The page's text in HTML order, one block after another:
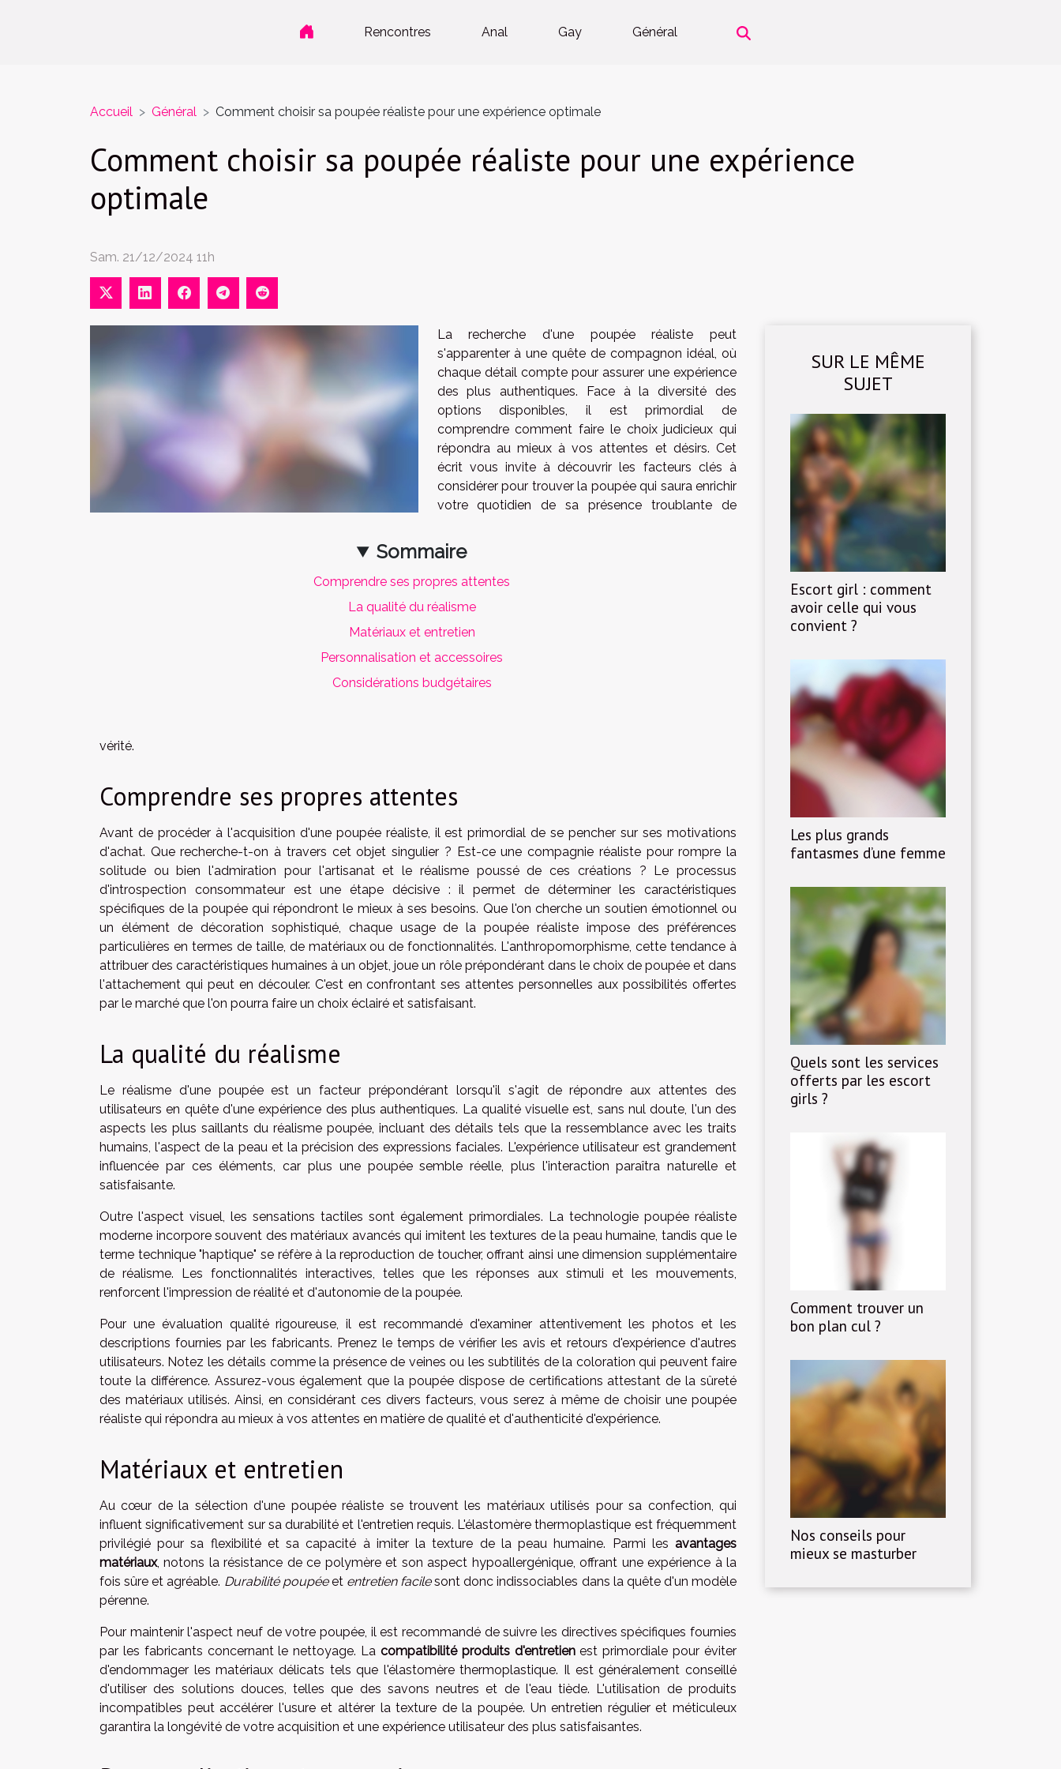
Rencontres Anal Gay Général
Accueil Général Comment choisir sa poupée réaliste pour une expérience optimale
Comment choisir sa poupée réaliste pour une expérience
optimale
Sam. 21/12/2024 11h
Sommaire
Comprendre ses propres attentes
La qualité du réalisme
Matériaux et entretien
Personnalisation et accessoires
Considérations budgétaires
La recherche d'une poupée réaliste peut
s'apparenter à une quête de compagnon idéal, où
chaque détail compte pour assurer une expérience
des plus authentiques. Face à la diversité des
options disponibles, il est primordial de
comprendre comment faire le choix judicieux qui
répondra au mieux à vos attentes et désirs. Cet
écrit vous invite à découvrir les facteurs clés à
considérer pour trouver la poupée qui saura enrichir
votre quotidien de sa présence troublante de
vérité.
Comprendre ses propres attentes
Avant de procéder à l'acquisition d'une poupée réaliste, il est primordial de se pencher sur ses motivations
d'achat. Que recherche-t-on à travers cet objet singulier ? Est-ce une compagnie réaliste pour rompre la
solitude ou bien l'admiration pour l'artisanat et le réalisme poussé de ces créations ? Le processus
d'introspection consommateur est une étape décisive : il permet de déterminer les caractéristiques
spécifiques de la poupée qui répondront le mieux à ses besoins. Que l'on cherche un soutien émotionnel ou
un élément de décoration sophistiqué, chaque usage de la poupée réaliste impose des préférences
particulières en termes de taille, de matériaux ou de fonctionnalités. L'anthropomorphisme, cette tendance à
attribuer des caractéristiques humaines à un objet, joue un rôle prépondérant dans le choix de poupée et dans
l'attachement qui peut en découler. C'est en confrontant ses attentes personnelles aux possibilités offertes
par le marché que l'on pourra faire un choix éclairé et satisfaisant.
La qualité du réalisme
Le réalisme d'une poupée est un facteur prépondérant lorsqu'il s'agit de répondre aux attentes des
utilisateurs en quête d'une expérience des plus authentiques. La qualité visuelle est, sans nul doute, l'un des
aspects les plus saillants du réalisme poupée, incluant des détails tels que la ressemblance avec les traits
humains, l'aspect de la peau et la précision des expressions faciales. L'expérience utilisateur est grandement
influencée par ces éléments, car plus une poupée semble réelle, plus l'interaction paraîtra naturelle et
satisfaisante.
Outre l'aspect visuel, les sensations tactiles sont également primordiales. La technologie poupée réaliste
moderne incorpore souvent des matériaux avancés qui imitent les textures de la peau humaine, tandis que le
terme technique "haptique" se réfère à la reproduction de toucher, offrant ainsi une dimension supplémentaire
de réalisme. Les fonctionnalités interactives, telles que les réponses aux stimuli et les mouvements,
renforcent l'impression de réalité et d'autonomie de la poupée.
Pour une évaluation qualité rigoureuse, il est recommandé d'examiner attentivement les photos et les
descriptions fournies par les fabricants. Prenez le temps de vérifier les avis et retours d'expérience d'autres
utilisateurs. Notez les détails comme la présence de veines ou les subtilités de la coloration qui peuvent faire
toute la différence. Assurez-vous également que la poupée dispose de certifications attestant de la sûreté
des matériaux utilisés. Ainsi, en considérant ces divers facteurs, vous serez à même de choisir une poupée
réaliste qui répondra au mieux à vos attentes en matière de qualité et d'authenticité d'expérience.
Matériaux et entretien
Au cœur de la sélection d'une poupée réaliste se trouvent les matériaux utilisés pour sa confection, qui
influent significativement sur sa durabilité et l'entretien requis. L'élastomère thermoplastique est fréquemment
privilégié pour sa flexibilité et sa capacité à imiter la texture de la peau humaine. Parmi les avantages
matériaux, notons la résistance de ce polymère et son aspect hypoallergénique, offrant une expérience à la
fois sûre et agréable. Durabilité poupéeet entretien facilesont donc indissociables dans la quête d'un modèle
pérenne.
Pour maintenir l'aspect neuf de votre poupée, il est recommandé de suivre les directives spécifiques fournies
par les fabricants concernant le nettoyage. La compatibilité produits d'entretienest primordiale pour éviter
d'endommager les matériaux délicats tels que l'élastomère thermoplastique. Il est généralement conseillé
d'utiliser des solutions douces, telles que des savons neutres et de l'eau tiède. L'utilisation de produits
incompatibles peut accélérer l'usure et altérer la texture de la poupée. Un entretien régulier et méticuleux
garantira la longévité de votre acquisition et une expérience utilisateur des plus satisfaisantes.
SUR LE MÊME
SUJET
Escort girl : comment
avoir celle qui vous
convient ?
Les plus grands
fantasmes d’une femme
Quels sont les services
offerts par les escort
girls ?
Comment trouver un
bon plan cul ?
Nos conseils pour
mieux se masturber